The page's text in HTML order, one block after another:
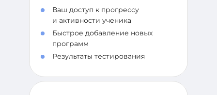
Ваш доступ к прогрессу
и активности ученика
Быстрое добавление новых
программ
Результаты тестирования